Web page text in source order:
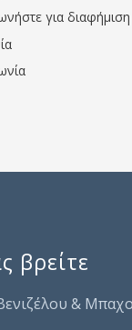
για διαφήμιση
βρείτε
&